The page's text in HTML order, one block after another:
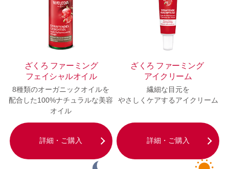
ざくろ ファーミング
フェイシャルオイル
8種類のオーガニックオイルを
配合した100%ナチュラルな美容
オイル
詳細・ご購入
ざくろ ファーミング
アイクリーム
繊細な目元を
やさしくケアするアイクリーム
詳細・ご購入